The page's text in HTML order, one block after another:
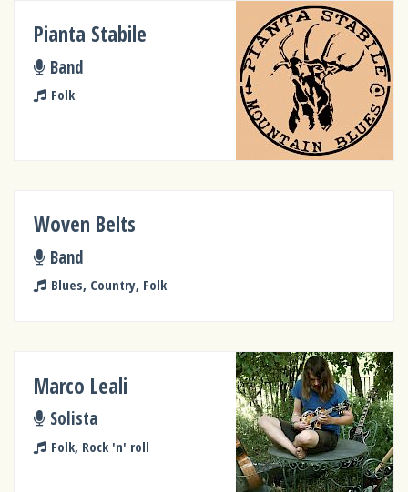
Pianta Stabile
Band
Folk
Woven Belts
Band
Blues, Country, Folk
Marco Leali
Solista
Folk, Rock 'n' roll